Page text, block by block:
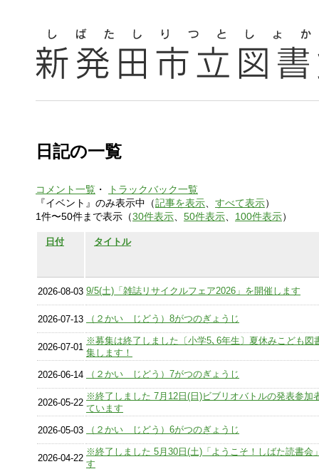
日記の一覧
コメント一覧 ・
トラックバック一覧
『イベント』のみ表示中（記事を表示 すべて表示）
1件〜50件まで表示（30件表示 50件表示 100件表示）
日付 タイトル
2026-08-03 9/5(土)「雑誌リサイクルフェア2026」を開催します
2026-07-13 （２かい じどう）8がつのぎょうじ
2026-07-01
※募集は終了しました〔小学5､6年生〕夏休みこども図
集します！
2026-06-14 （２かい じどう）7がつのぎょうじ
2026-05-22
※終了しました 7月12日(日)ビブリオバトルの発表参加
ています
2026-05-03 （２かい じどう）6がつのぎょうじ
2026-04-22
※終了しました 5月30日(土)「ようこそ！しばた読書会
す